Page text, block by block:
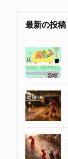
最新の投稿